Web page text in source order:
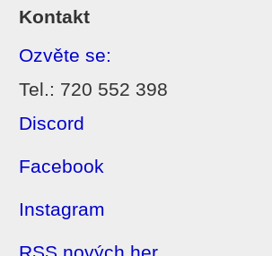
Kontakt
Ozvěte se:
Tel.: 720 552 398
Discord
Facebook
Instagram